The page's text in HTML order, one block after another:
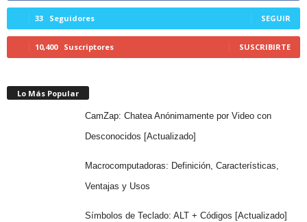
33 Seguidores SEGUIR
10,400 Suscriptores SUSCRIBIRTE
Lo Más Popular
CamZap: Chatea Anónimamente por Video con
Desconocidos [Actualizado]
Macrocomputadoras: Definición, Características,
Ventajas y Usos
Símbolos de Teclado: ALT + Códigos [Actualizado]